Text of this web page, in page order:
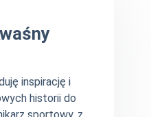
inspirację i
historii do